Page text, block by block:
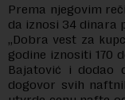
Prema njegovim
da iznosi 34 dinara
„Dobra vest za
godine iznositi 170
Bajatović i dodao
dogovor svih